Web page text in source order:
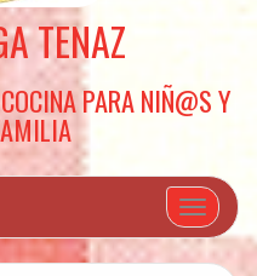
TENAZ
PARA NIÑ@S Y
Cambiar